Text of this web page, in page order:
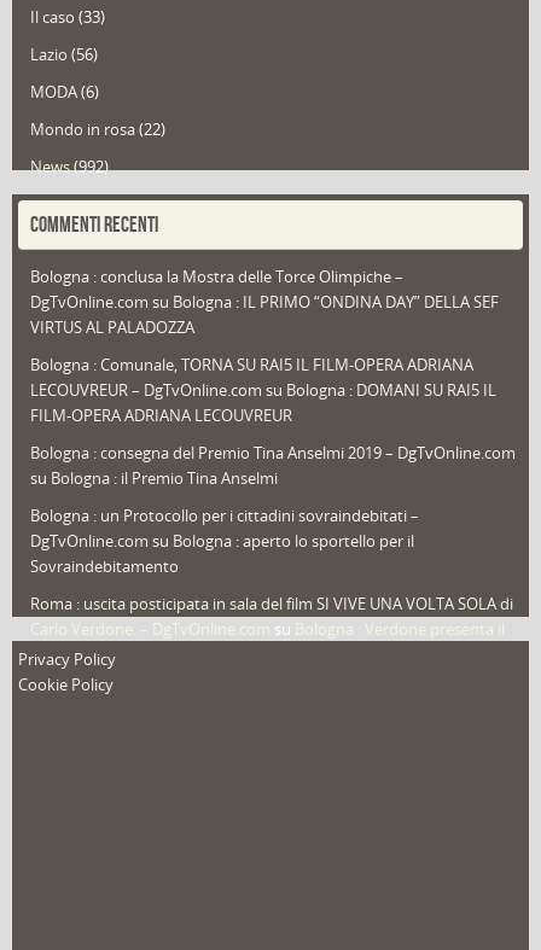
Il caso (33)
Lazio (56)
MODA(6)
Mondo in rosa(22)
News(992)
Portfolio(1)
Redazioni(1.049)
Speciali (22)
Sport
That's Bologna Magazine(25)
Video (archivio) (263)
COMMENTI RECENTI
Bologna : conclusa la Mostra delle Torce Olimpiche –
DgTvOnline.com su Bologna : IL PRIMO “ONDINA DAY” DELLA SEF
VIRTUS AL PALADOZZA
Bologna : Comunale, TORNA SU RAI5 IL FILM-OPERA ADRIANA
LECOUVREUR – DgTvOnline.com su Bologna : DOMANI SU RAI5 IL
FILM-OPERA ADRIANA LECOUVREUR
Bologna : consegna del Premio Tina Anselmi 2019 – DgTvOnline.com
su Bologna : il Premio Tina Anselmi
Bologna : un Protocollo per i cittadini sovraindebitati –
DgTvOnline.com su Bologna : aperto lo sportello per il
Sovraindebitamento
Roma : uscita posticipata in sala del film SI VIVE UNA VOLTA SOLA di
su
nuovo film
Privacy Policy
Cookie Policy